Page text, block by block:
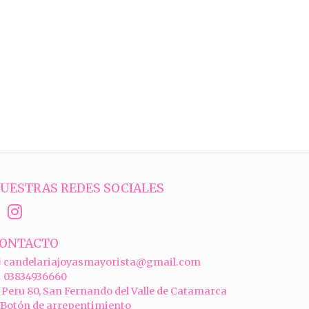
REDES SOCIALES
candelariajoyasmayorista@gmail.com
03834936660
Peru 80, San Fernando del Valle de Catamarca
de arrepentimiento